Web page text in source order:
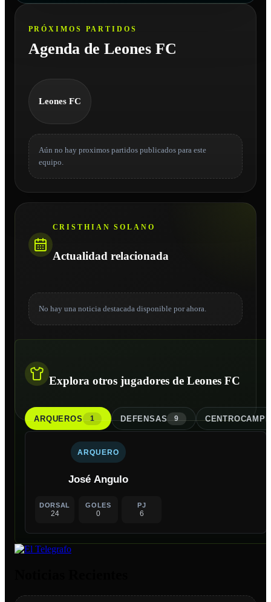
PRÓXIMOS PARTIDOS
Agenda de Leones FC
Leones FC
Aún no hay proximos partidos publicados para este
equipo.
CRISTHIAN SOLANO
Actualidad relacionada
No hay una noticia destacada disponible por ahora.
Explora otros jugadores de Leones FC
ARQUEROS 1 DEFENSAS 9
ARQUERO
José Angulo
DORSAL
24
GOLES
0
PJ
6